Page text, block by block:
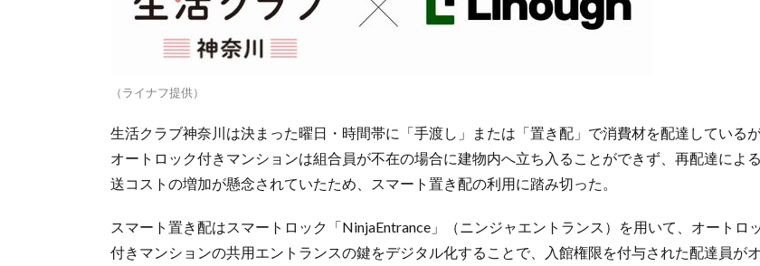
（ライナフ提供）
生活クラブ神奈川は決まった曜日・時間帯に「手渡し」または「置き配」で消費材を配達しているが
オートロック付きマンションは組合員が不在の場合に建物内へ立ち入ることができず、再配達によ
送コストの増加が懸念されていたため、スマート置き配の利用に踏み切った。
スマート置き配はスマートロック「NinjaEntrance」（ニンジャエントランス）を用いて、オートロ
付きマンションの共用エントランスの鍵をデジタル化することで、入館権限を付与された配達員が